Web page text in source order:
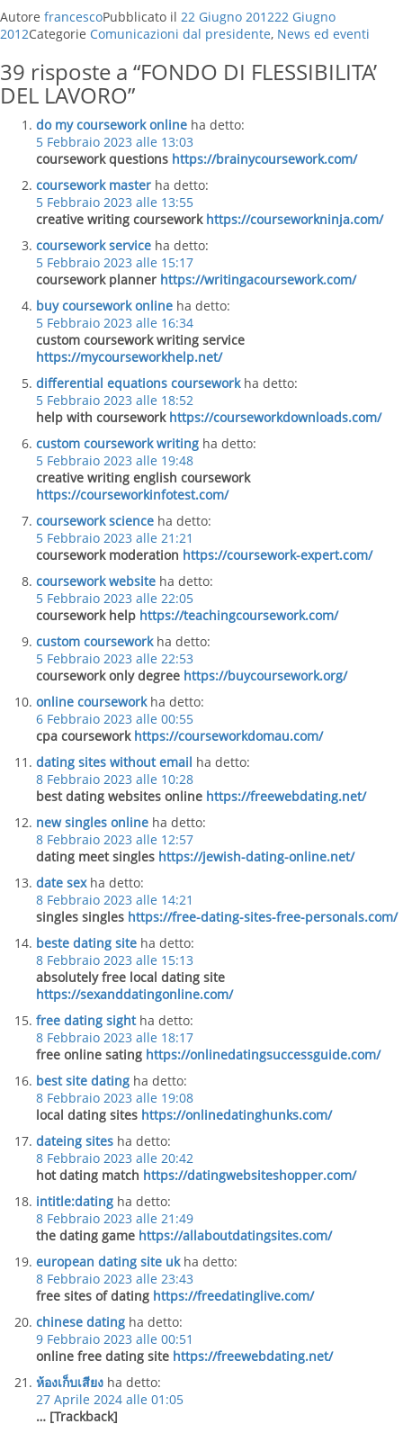
Autore francescoPubblicato il 22 Giugno 201222 Giugno
2012Categorie Comunicazioni dal presidente, News ed eventi
39 risposte a “FONDO DI FLESSIBILITA’
DEL LAVORO”
do my coursework online ha detto:
5 Febbraio 2023 alle 13:03
coursework questions https://brainycoursework.com/
coursework master ha detto:
5 Febbraio 2023 alle 13:55
creative writing coursework https://courseworkninja.com/
coursework service ha detto:
5 Febbraio 2023 alle 15:17
coursework planner https://writingacoursework.com/
buy coursework online ha detto:
5 Febbraio 2023 alle 16:34
custom coursework writing service
https://mycourseworkhelp.net/
differential equations coursework ha detto:
5 Febbraio 2023 alle 18:52
help with coursework https://courseworkdownloads.com/
custom coursework writing ha detto:
5 Febbraio 2023 alle 19:48
creative writing english coursework
https://courseworkinfotest.com/
coursework science ha detto:
5 Febbraio 2023 alle 21:21
coursework moderation https://coursework-expert.com/
coursework website ha detto:
5 Febbraio 2023 alle 22:05
coursework help https://teachingcoursework.com/
custom coursework ha detto:
5 Febbraio 2023 alle 22:53
coursework only degree https://buycoursework.org/
online coursework ha detto:
6 Febbraio 2023 alle 00:55
cpa coursework https://courseworkdomau.com/
dating sites without email ha detto:
8 Febbraio 2023 alle 10:28
best dating websites online https://freewebdating.net/
new singles online ha detto:
8 Febbraio 2023 alle 12:57
dating meet singles https://jewish-dating-online.net/
date sex ha detto:
8 Febbraio 2023 alle 14:21
singles singles https://free-dating-sites-free-personals.com/
beste dating site ha detto:
8 Febbraio 2023 alle 15:13
absolutely free local dating site
https://sexanddatingonline.com/
free dating sight ha detto:
8 Febbraio 2023 alle 18:17
free online sating https://onlinedatingsuccessguide.com/
best site dating ha detto:
8 Febbraio 2023 alle 19:08
local dating sites https://onlinedatinghunks.com/
dateing sites ha detto:
8 Febbraio 2023 alle 20:42
hot dating match https://datingwebsiteshopper.com/
intitle:dating ha detto:
8 Febbraio 2023 alle 21:49
the dating game https://allaboutdatingsites.com/
european dating site uk ha detto:
8 Febbraio 2023 alle 23:43
free sites of dating https://freedatinglive.com/
chinese dating ha detto:
9 Febbraio 2023 alle 00:51
online free dating site https://freewebdating.net/
ห้องเก็บเสียง ha detto:
27 Aprile 2024 alle 01:05
… [Trackback]